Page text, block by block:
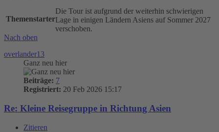
Themenstarter
Die Tour ist aufgrund der weiterhin schwierigen
Lage in einigen Ländern Asiens auf Sommer 2027
verschoben.
Nach oben
overlander13
Ganz neu hier
Beiträge: 7
Registriert: 20 Feb 2026 15:17
Re: Kleine Reisegruppe in Richtung Asien
Zitieren